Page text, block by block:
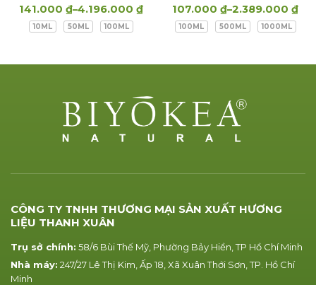
141.000 ₫–4.196.000 ₫
10ML 50ML 100ML
107.000 ₫–2.389.000 ₫
100ML 500ML 1000ML
CÔNG TY TNHH THƯƠNG MẠI SẢN XUẤT HƯƠNG
LIỆU THANH XUÂN
Trụ sở chính: 58/6 Bùi Thế Mỹ, Phường Bảy Hiền, TP Hồ Chí Minh
Nhà máy: 247/27 Lê Thị Kim, Ấp 18, Xã Xuân Thới Sơn, TP. Hồ Chí
Minh